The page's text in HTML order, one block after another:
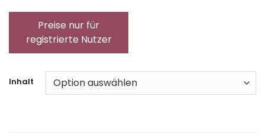
Preise nur für
registrierte Nutzer
Inhalt